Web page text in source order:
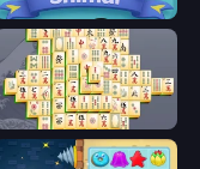
Butterfly Shimai
Mahjong Online